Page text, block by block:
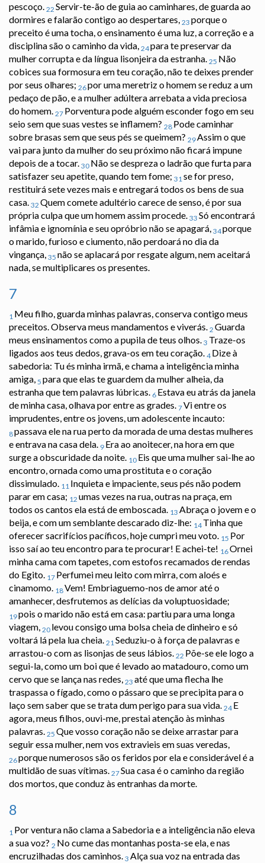
pescoço. 22 Servir-te-ão de guia ao caminhares, de guarda ao
dormires e falarão contigo ao despertares, 23 porque o
preceito é uma tocha, o ensinamento é uma luz, a correção e a
disciplina são o caminho da vida, 24para te preservar da
mulher corrupta e da língua lisonjeira da estranha. 25 Não
cobices sua formosura em teu coração, não te deixes prender
por seus olhares; 26por uma meretriz o homem se reduz a um
pedaço de pão, e a mulher adúltera arrebata a vida preciosa
do homem. 27 Porventura pode alguém esconder fogo em seu
seio sem que suas vestes se inflamem? 28 Pode caminhar
sobre brasas sem que seus pés se queimem? 29Assim o que
vai para junto da mulher do seu próximo não ficará impune
depois de a tocar. 30 Não se despreza o ladrão que furta para
satisfazer seu apetite, quando tem fome; 31se for preso,
restituirá sete vezes mais e entregará todos os bens de sua
casa. 32 Quem comete adultério carece de senso, é por sua
própria culpa que um homem assim procede. 33 Só encontrará
infâmia e ignomínia e seu opróbrio não se apagará, 34porque
o marido, furioso e ciumento, não perdoará no dia da
vingança, 35 não se aplacará por resgate algum, nem aceitará
nada, se multiplicares os presentes.
7
1 Meu filho, guarda minhas palavras, conserva contigo meus
preceitos. Observa meus mandamentos e viverás. 2 Guarda
meus ensinamentos como a pupila de teus olhos. 3 Traze-os
ligados aos teus dedos, grava-os em teu coração. 4 Dize à
sabedoria: Tu és minha irmã, e chama a inteligência minha
amiga, 5 para que elas te guardem da mulher alheia, da
estranha que tem palavras lúbricas. 6 Estava eu atrás da janela
de minha casa, olhava por entre as grades. 7Vi entre os
imprudentes, entre os jovens, um adolescente incauto:
8passava ele na rua perto da morada de uma destas mulheres
e entrava na casa dela. 9 Era ao anoitecer, na hora em que
surge a obscuridade da noite. 10 Eis que uma mulher sai-lhe ao
encontro, ornada como uma prostituta e o coração
dissimulado. 11 Inquieta e impaciente, seus pés não podem
parar em casa; 12 umas vezes na rua, outras na praça, em
todos os cantos ela está de emboscada. 13 Abraça o jovem e o
beija, e com um semblante descarado diz-lhe: 14 Tinha que
oferecer sacrifícios pacíficos, hoje cumpri meu voto. 15 Por
isso saí ao teu encontro para te procurar! E achei-te! 16Ornei
minha cama com tapetes, com estofos recamados de rendas
do Egito. 17 Perfumei meu leito com mirra, com aloés e
cinamomo. 18Vem! Embriaguemo-nos de amor até o
amanhecer, desfrutemos as delícias da voluptuosidade;
19pois o marido não está em casa: partiu para uma longa
viagem, 20 levou consigo uma bolsa cheia de dinheiro e só
voltará lá pela lua cheia. 21Seduziu-o à força de palavras e
arrastou-o com as lisonjas de seus lábios. 22 Põe-se ele logo a
segui-la, como um boi que é levado ao matadouro, como um
cervo que se lança nas redes, 23 até que uma flecha lhe
traspassa o fígado, como o pássaro que se precipita para o
laço sem saber que se trata dum perigo para sua vida. 24 E
agora, meus filhos, ouvi-me, prestai atenção às minhas
palavras. 25 Que vosso coração não se deixe arrastar para
seguir essa mulher, nem vos extravieis em suas veredas,
26porque numerosos são os feridos por ela e considerável é a
multidão de suas vítimas. 27Sua casa é o caminho da região
dos mortos, que conduz às entranhas da morte.
8
1 Por ventura não clama a Sabedoria e a inteligência não eleva
a sua voz? 2 No cume das montanhas posta-se ela, e nas
encruzilhadas dos caminhos. 3 Alça sua voz na entrada das